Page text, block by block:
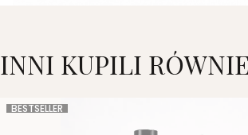
INNI KUPILI
BESTSELLER